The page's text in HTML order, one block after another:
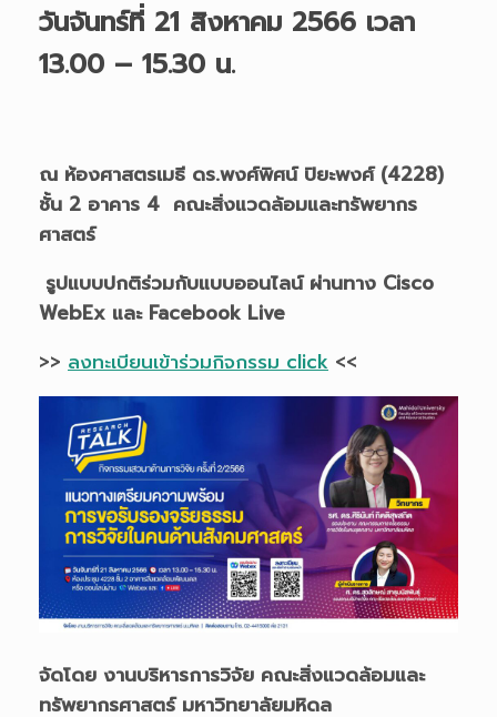
วันจันทร์ที่ 21 สิงหาคม 2566 เวลา
13.00 – 15.30 น.
ณ ห้องศาสตรเมธี ดร.พงศ์พิศน์ ปิยะพงศ์ (4228)
ชั้น 2 อาคาร 4 คณะสิ่งแวดล้อมและทรัพยากร
ศาสตร์
รูปแบบปกติร่วมกับแบบออนไลน์ ผ่านทาง Cisco
WebEx และ Facebook Live
>> ลงทะเบียนเข้าร่วมกิจกรรม click <<
จัดโดย งานบริหารการวิจัย คณะสิ่งแวดล้อมและ
ทรัพยากรศาสตร์ มหาวิทยาลัยมหิดล